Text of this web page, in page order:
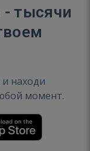
тысячи
находи
момент.